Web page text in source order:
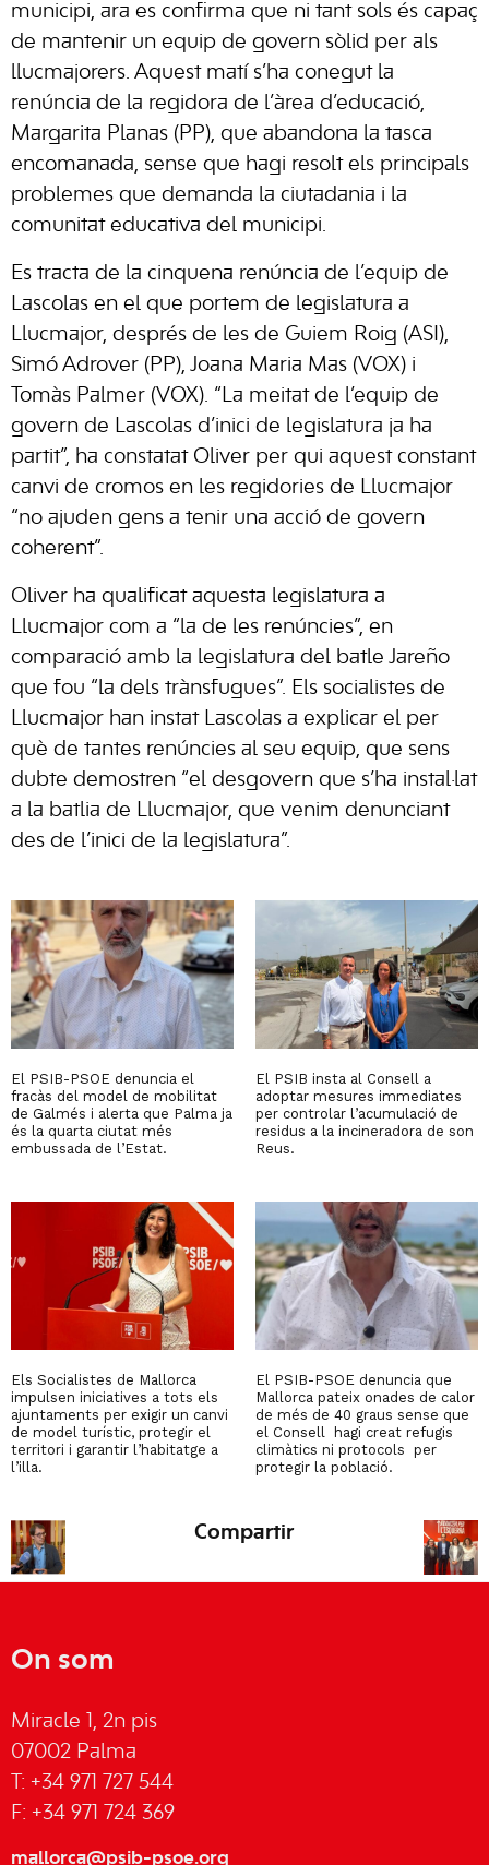
municipi, ara es confirma que ni tant sols és capaç
de mantenir un equip de govern sòlid per als
llucmajorers. Aquest matí s’ha conegut la
renúncia de la regidora de l’àrea d’educació,
Margarita Planas (PP), que abandona la tasca
encomanada, sense que hagi resolt els principals
problemes que demanda la ciutadania i la
comunitat educativa del municipi.
Es tracta de la cinquena renúncia de l’equip de
Lascolas en el que portem de legislatura a
Llucmajor, després de les de Guiem Roig (ASI),
Simó Adrover (PP), Joana Maria Mas (VOX) i
Tomàs Palmer (VOX). “La meitat de l’equip de
govern de Lascolas d’inici de legislatura ja ha
partit”, ha constatat Oliver per qui aquest constant
canvi de cromos en les regidories de Llucmajor
“no ajuden gens a tenir una acció de govern
coherent”.
Oliver ha qualificat aquesta legislatura a
Llucmajor com a “la de les renúncies”, en
comparació amb la legislatura del batle Jareño
que fou “la dels trànsfugues”. Els socialistes de
Llucmajor han instat Lascolas a explicar el per
què de tantes renúncies al seu equip, que sens
dubte demostren “el desgovern que s’ha instal·lat
a la batlia de Llucmajor, que venim denunciant
des de l’inici de la legislatura”.
El PSIB-PSOE denuncia el
fracàs del model de mobilitat
de Galmés i alerta que Palma ja
és la quarta ciutat més
embussada de l’Estat.
El PSIB insta al Consell a
adoptar mesures immediates
per controlar l’acumulació de
residus a la incineradora de son
Reus.
Els Socialistes de Mallorca
impulsen iniciatives a tots els
ajuntaments per exigir un canvi
de model turístic, protegir el
territori i garantir l’habitatge a
l’illa.
El PSIB-PSOE denuncia que
Mallorca pateix onades de calor
de més de 40 graus sense que
el Consell hagi creat refugis
climàtics ni protocols per
protegir la població.
Compartir
On som
Miracle 1, 2n pis
07002 Palma
T: +34 971 727 544
F: +34 971 724 369
mallorca@psib-psoe.org